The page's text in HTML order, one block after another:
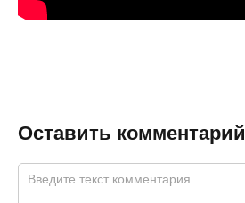
Оставить комментарий
Комментарий*